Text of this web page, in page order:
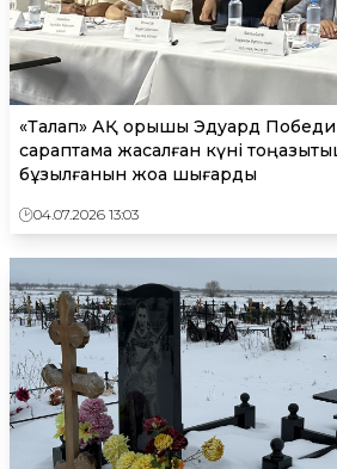
«Талап» АҚ қорықшы Эдуард
сараптама жасалған күні
бұзылғанын жоққа шығарды
04.07.2026 13:03